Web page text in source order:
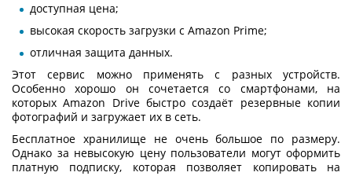
доступная цена;
высокая скорость загрузки с Amazon Prime;
отличная защита данных.
Этот сервис можно применять с разных устройств.
Особенно хорошо он сочетается со смартфонами, на
которых Amazon Drive быстро создаёт резервные копии
фотографий и загружает их в сеть.
Бесплатное хранилище не очень большое по размеру.
Однако за невысокую цену пользователи могут оформить
платную подписку, которая позволяет копировать на